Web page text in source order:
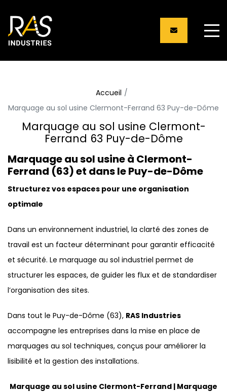
Accueil
Marquage au sol usine Clermont-Ferrand 63 Puy-de-Dôme
Marquage au sol usine Clermont-
Ferrand 63 Puy-de-Dôme
Marquage au sol usine à Clermont-
Ferrand (63) et dans le Puy-de-Dôme
Structurez vos espaces pour une organisation
optimale
Dans un environnement industriel, la clarté des zones de
travail est un facteur déterminant pour garantir efficacité
et sécurité. Le marquage au sol industriel permet de
structurer les espaces, de guider les flux et de standardiser
l’organisation des sites.
Dans tout le Puy-de-Dôme (63), RAS Industries
accompagne les entreprises dans la mise en place de
marquages au sol techniques, conçus pour améliorer la
lisibilité et la gestion des installations.
Marquage au sol usine Clermont-Ferrand | Marquage